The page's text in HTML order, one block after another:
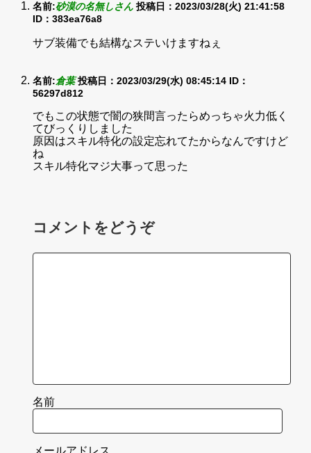
名前:砂漠の名無しさん 投稿日：2023/03/28(火) 21:41:58
ID：383ea76a8
サブ装備でも結構なステいけますねぇ
名前:倉葉 投稿日：2023/03/29(水) 08:45:14 ID：
56297d812
でもこの状態で闇の狭間言ったらめっちゃ火力低く
てびっくりしました
原因はスキル特化の設定忘れてたからなんですけど
ね
スキル特化マジ大事って思った
コメントをどうぞ
名前